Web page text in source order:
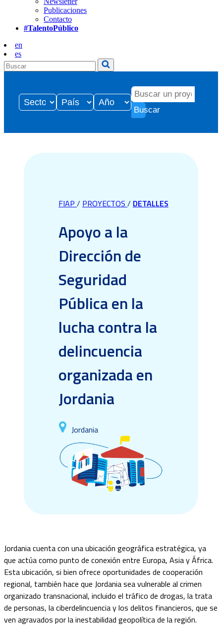
Publicaciones
Contacto
#TalentoPúblico
en
es
Buscar
FIAP / PROYECTOS / DETALLES
Apoyo a la
Dirección de
Seguridad
Pública en la
lucha contra la
delincuencia
organizada en
Jordania
Jordania
Jordania cuenta con una ubicación geográfica estratégica, ya
que actúa como punto de conexión entre Europa, Asia y África.
Esta ubicación, si bien ofrece oportunidades de cooperación
regional, también hace que Jordania sea vulnerable al crimen
organizado transnacional, incluido el tráfico de drogas, la trata
de personas, la ciberdelincuencia y los delitos financieros, que se
ven agravados por la inestabilidad geopolítica de la región.